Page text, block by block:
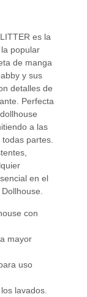
es la
popular
de manga
y sus
detalles de
Perfecta
a las
partes.
en el
con
mayor
uso
lavados.